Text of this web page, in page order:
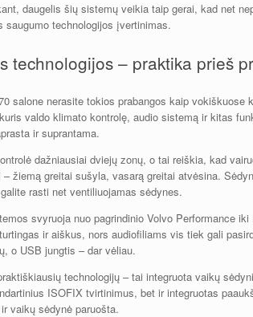
daugelis šių sistemų veikia taip gerai, kad net
saugumo technologijos įvertinimas.
technologijos – praktika prieš
salone nerasite tokios prabangos kaip
valdo klimato kontrolę, audio sistemą ir kitas
ir suprantama.
dažniausiai dviejų zonų, o tai reiškia, kad
žiemą greitai sušyla, vasarą greitai atvėsina.
rasti net ventiliuojamas sėdynes.
svyruoja nuo pagrindinio Volvo Performance
ir aiškus, nors audiofiliams vis tiek gali
o USB jungtis – dar vėliau.
technologijų – tai integruota vaikų
ISOFIX tvirtinimus, bet ir integruotas
vaikų sėdynė paruošta.